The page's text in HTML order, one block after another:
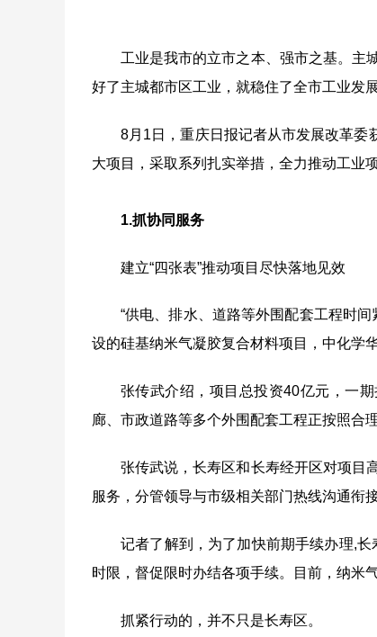
工业是我市的立市之本、强市之基。主
好了主城都市区工业，就稳住了全市工业发
8月 1 日，重庆日报记者从市发展改革委
大项目，采取系列扎实举措，全力推动工业
1.抓协同服务
建立“四张表”推动项目尽快落地见效
“供电、排水、道路等外围配套工程时
设的硅基纳米气凝胶复合材料项目，中化学
张传武介绍，项目总投资40亿元，一期
廊、市政道路等多个外围配套工程正按照合
张传武说，长寿区和长寿经开区对项目
服务，分管领导与市级相关部门热线沟通衔
记者了解到，为了加快前期手续办理,长
时限，督促限时办结各项手续。目前，纳米
抓紧行动的，并不只是长寿区。